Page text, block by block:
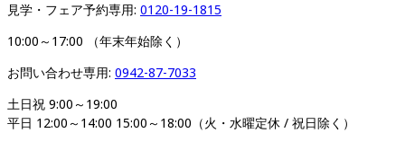
見学・フェア予約専用: 0120-19-1815
10:00～17:00 （年末年始除く）
お問い合わせ専用: 0942-87-7033
土日祝 9:00～19:00
平日 12:00～14:00 15:00～18:00（火・水曜定休 / 祝日除く）